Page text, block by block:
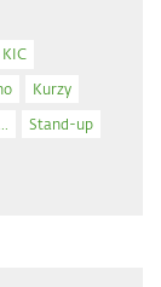
Kurzy
Stand-up